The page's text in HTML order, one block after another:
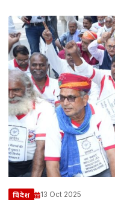
विदेश 13 Oct 2025